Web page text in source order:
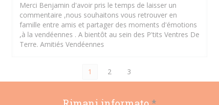
Merci Benjamin d'avoir pris le temps de laisser un
commentaire ,nous souhaitons vous retrouver en
famille entre amis et partager des moments d'émotions
,à la vendéennes . A bientôt au sein des P'tits Ventres De
Terre. Amitiés Vendéennes
1 2 3